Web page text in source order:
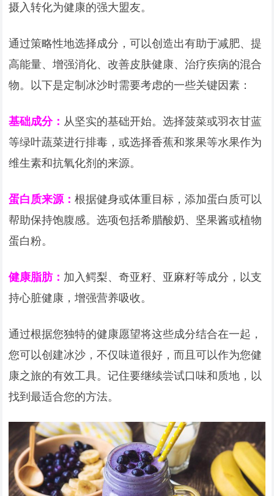
摄入转化为健康的强大盟友。
通过策略性地选择成分，可以创造出有助于减肥、提
高能量、增强消化、改善皮肤健康、治疗疾病的混合
物。以下是定制冰沙时需要考虑的一些关键因素：
基础成分： 从坚实的基础开始。选择菠菜或羽衣甘蓝
等绿叶蔬菜进行排毒，或选择香蕉和浆果等水果作为
维生素和抗氧化剂的来源。
蛋白质来源：根据健身或体重目标，添加蛋白质可以
帮助保持饱腹感。选项包括希腊酸奶、坚果酱或植物
蛋白粉。
健康脂肪： 加入鳄梨、奇亚籽、亚麻籽等成分，以支
持心脏健康，增强营养吸收。
通过根据您独特的健康愿望将这些成分结合在一起，
您可以创建冰沙，不仅味道很好，而且可以作为您健
康之旅的有效工具。记住要继续尝试口味和质地，以
找到最适合您的方法。